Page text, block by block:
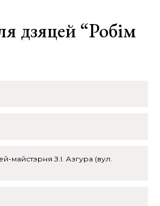
дзяцей “Робім
майстэрня З.І. Азгура (вул.